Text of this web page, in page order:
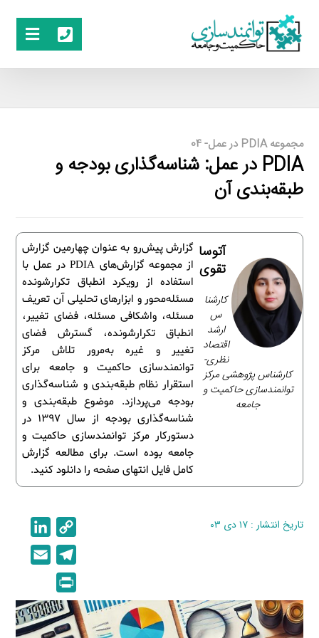
مجموعه PDIA در عمل- 04
PDIA در عمل: شناسه‌گذاری بودجه و
طبقه‌بندی آن
گزارش پیش‌رو به عنوان چهارمین گزارش
از مجموعه گزارش‌های PDIA در عمل با
استفاده از رویکرد انطباق ‌تکرارشونده
مسئله‌محور و ابزارهای تحلیلی آن تعریف
مسئله، واشکافی مسئله، فضای تغییر،
انطباق تکرارشونده، گسترش فضای
تغییر و غیره به‌مرور تلاش مرکز
توانمندسازی حاکمیت و جامعه برای
استقرار نظام طبقه‌بندی و شناسه‌گذاری
بودجه می‌پردازد. موضوع طبقه‌بندی و
شناسه‌گذاری بودجه از سال 1397 در
دستورکار مرکز توانمندسازی حاکمیت و
جامعه بوده است. برای مطالعه گزارش
کامل فایل انتهای صفحه را دانلود کنید.
آتوسا
تقوی
کارشنا
س
ارشد
اقتصاد
نظری-
کارشناس پژوهشی مرکز
توانمندسازی حاکمیت و
جامعه
تاریخ انتشار : ۱۷ دی ۰۳
o
p
y
L
i
i
n
e
d
e
l
e
g
i
l
r
i